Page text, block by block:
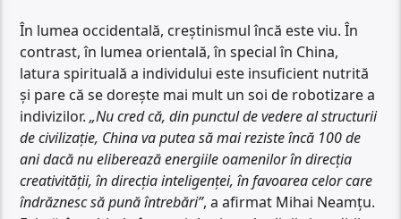
În lumea occidentală, creștinismul încă este viu. În
contrast, în lumea orientală, în special în China,
latura spirituală a individului este insuficient nutrită
și pare că se dorește mai mult un soi de robotizare a
indivizilor.„Nu cred că, din punctul de vedere al structurii
de civilizație, China va putea să mai reziste încă 100 de
ani dacă nu eliberează energiile oamenilor în direcția
creativității, în direcția inteligenței, în favoarea celor care
îndrăznesc să pună întrebări”, a afirmat Mihai Neamțu.